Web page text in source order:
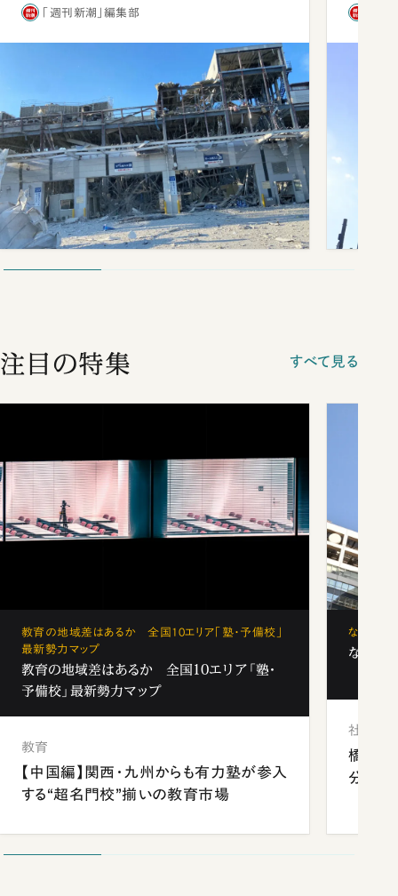
「週刊新潮」編集部
注目の特集 すべて見る
教育の地域差はあるか 全国10エリア「塾・予備校」
最新勢力マップ
教育の地域差はあるか 全国10エリア「塾・
予備校」最新勢力マップ
教育
【中国編】関西・九州からも有力塾が参入
する“超名門校”揃いの教育市場
なぜ「フ
なぜ「
社会
橋本愛
分 佐